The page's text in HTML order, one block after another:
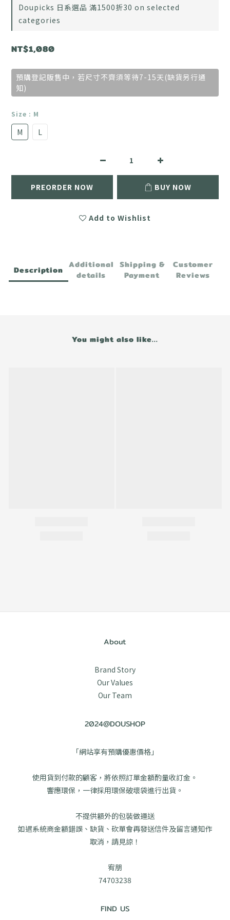
Doupicks 日系選品 滿1500折30 on selected
categories
NT$1,080
預購登記販售中，若尺寸不齊須等待7-15天(缺貨另行通
知)
Size : M
M L
PREORDER NOW BUY NOW
Add to Wishlist
Description Additional
details
Shipping &
Payment
Customer
Reviews
You might also like...
About
Brand Story
Our Values
Our Team
2024@DOUSHOP
「網站享有預購優惠價格」
使用貨到付款的顧客，將依照訂單金額酌量收訂金。
響應環保，一律採用環保破壞袋進行出貨。
不提供額外的包裝做運送
如遇系統商金額錯誤、缺貨、砍單會再發送信件及留言通知作
取消，請見諒！
宥朋
74703238
FIND US